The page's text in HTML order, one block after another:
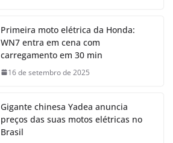
Primeira moto elétrica da Honda:
WN7 entra em cena com
carregamento em 30 min
16 de setembro de 2025
Gigante chinesa Yadea anuncia
preços das suas motos elétricas no
Brasil